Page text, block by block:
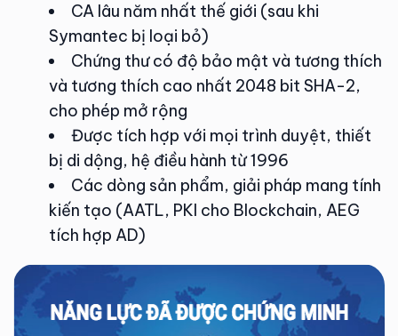
CA lâu năm nhất thế giới (sau khi
Symantec bị loại bỏ)
Chứng thư có độ bảo mật và tương thích
và tương thích cao nhất 2048 bit SHA-2,
cho phép mở rộng
Được tích hợp với mọi trình duyệt, thiết
bị di dộng, hệ điều hành từ 1996
Các dòng sản phẩm, giải pháp mang tính
kiến tạo (AATL, PKI cho Blockchain, AEG
tích hợp AD)